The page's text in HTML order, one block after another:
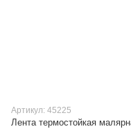
Артикул: 45225
Лента термостойкая